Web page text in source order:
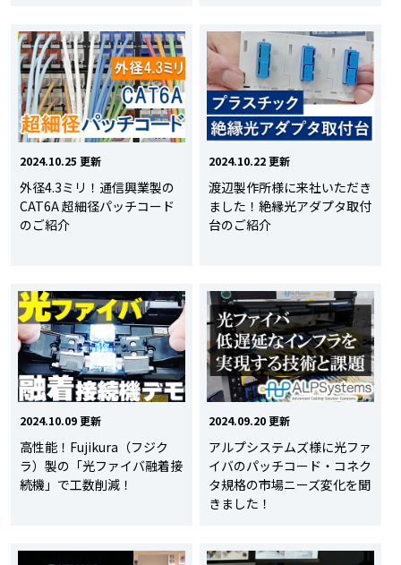
2024.10.25 更新
外径4.3ミリ！通信興業製の
CAT6A 超細径パッチコード
のご紹介
2024.10.22 更新
渡辺製作所様に来社いただき
ました！絶縁光アダプタ取付
台のご紹介
2024.10.09 更新
高性能！Fujikura（フジク
ラ）製の「光ファイバ融着接
続機」で工数削減！
2024.09.20 更新
アルプシステムズ様に光ファ
イバのパッチコード・コネク
タ規格の市場ニーズ変化を聞
きました！